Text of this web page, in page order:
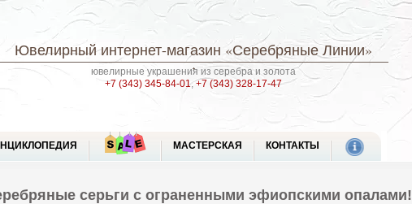
Ювелирный интернет-магазин «Серебряные Линии»
ювелирные украшения из серебра и золота
+7 (343) 345-84-01,+7 (343) 328-17-47
МАСТЕРСКАЯ КОНТАКТЫ
серьги с ограненными эфиопскими опалами!